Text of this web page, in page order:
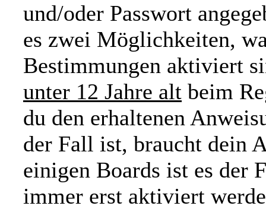
und/oder Passwort
es zwei Möglichkeiten,
Bestimmungen aktiviert
unter 12 Jahre alt beim
du den erhaltenen
der Fall ist, braucht dein
einigen Boards ist es der
immer erst aktiviert